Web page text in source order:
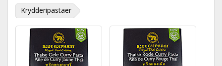
Krydderipastaer